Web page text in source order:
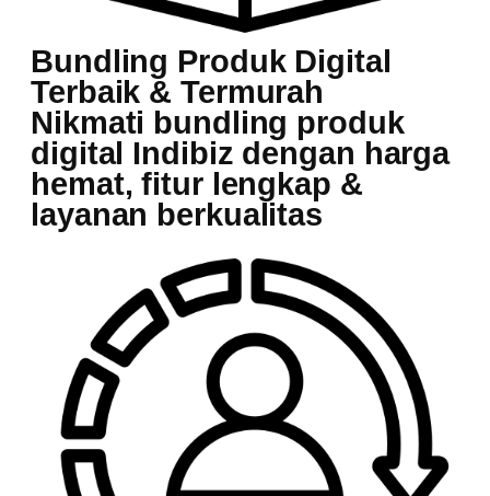
Bundling Produk Digital
Terbaik & Termurah
Nikmati bundling produk
digital Indibiz dengan harga
hemat, fitur lengkap &
layanan berkualitas